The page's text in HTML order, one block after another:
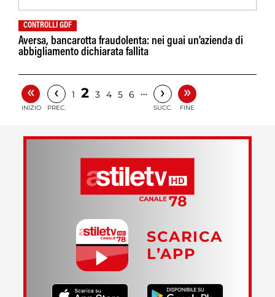
CONTROLLI GDF
Aversa, bancarotta fraudolenta: nei guai un'azienda di
abbigliamento dichiarata fallita
«
INIZIO
‹
PREC.
1 2 3 4 5 6 … ›
SUCC.
»
FINE
SCARICA
L’APP